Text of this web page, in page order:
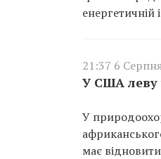
енергетичній
21:37 6
У США леву
У
має